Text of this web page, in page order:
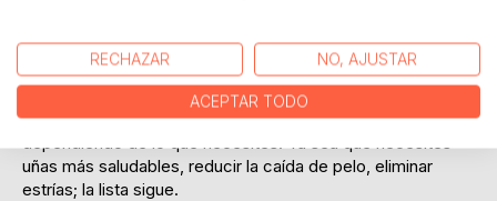
El primer paso es leer "Ajo - Medicina antienvejecimiento
fácil de conseguir en los supermercados" y el segundo
paso es empezar a aplicar todos sus consejos
dependiendo de lo que necesites. Ya sea que necesites
uñas más saludables, reducir la caída de pelo, eliminar
estrías; la lista sigue.
RECHAZAR NO, AJUSTAR
ACEPTAR TODO